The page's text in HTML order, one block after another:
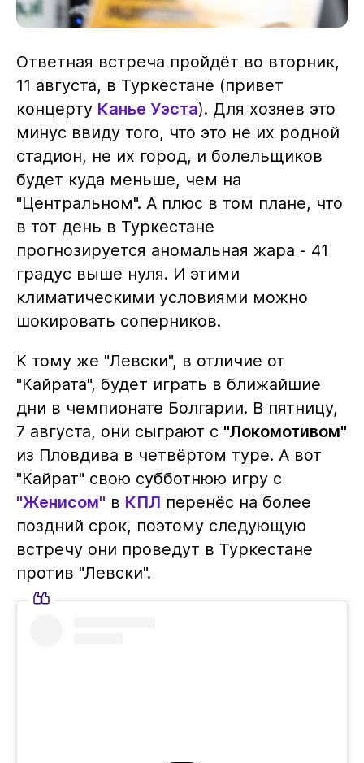
Ответная встреча пройдёт во вторник,
11 августа, в Туркестане (привет
концерту Канье Уэста). Для хозяев это
минус ввиду того, что это не их родной
стадион, не их город, и болельщиков
будет куда меньше, чем на
"Центральном". А плюс в том плане, что
в тот день в Туркестане
прогнозируется аномальная жара - 41
градус выше нуля. И этими
климатическими условиями можно
шокировать соперников.
К тому же "Левски", в отличие от
"Кайрата", будет играть в ближайшие
дни в чемпионате Болгарии. В пятницу,
7 августа, они сыграют с "Локомотивом"
из Пловдива в четвёртом туре. А вот
"Кайрат" свою субботнюю игру с
"Женисом" в КПЛ перенёс на более
поздний срок, поэтому следующую
встречу они проведут в Туркестане
против "Левски".